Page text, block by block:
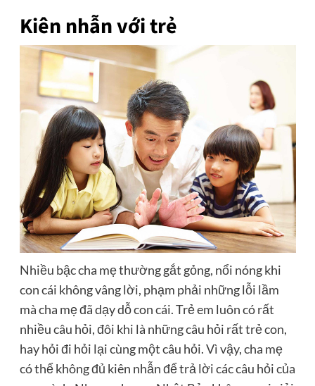
Kiên nhẫn với trẻ
Nhiều bậc cha mẹ thường gắt gỏng, nổi nóng khi
con cái không vâng lời, phạm phải những lỗi lầm
mà cha mẹ đã dạy dỗ con cái. Trẻ em luôn có rất
nhiều câu hỏi, đôi khi là những câu hỏi rất trẻ con,
hay hỏi đi hỏi lại cùng một câu hỏi. Vì vậy, cha mẹ
có thể không đủ kiên nhẫn để trả lời các câu hỏi của